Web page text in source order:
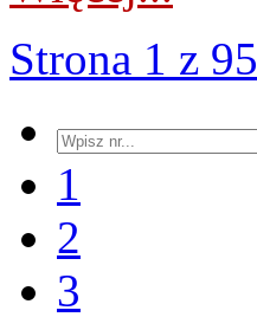
Strona 1 z 95
1
2
3